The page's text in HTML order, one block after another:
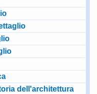
dell'architettura